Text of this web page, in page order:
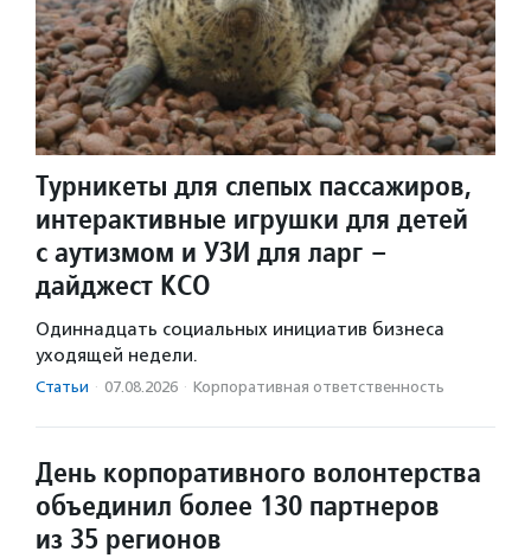
Турникеты для слепых пассажиров,
интерактивные игрушки для детей
с аутизмом и УЗИ для ларг –
дайджест КСО
Одиннадцать социальных инициатив бизнеса
уходящей недели.
Статьи · 07.08.2026 · Корпоративная ответственность
День корпоративного волонтерства
объединил более 130 партнеров
из 35 регионов